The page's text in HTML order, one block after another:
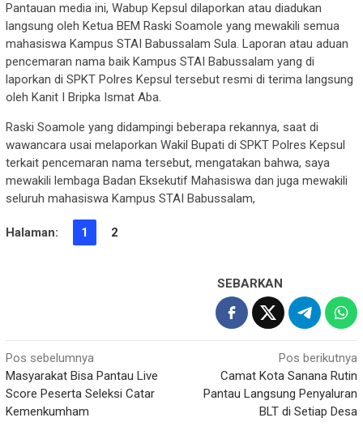
Pantauan media ini, Wabup Kepsul dilaporkan atau diadukan
langsung oleh Ketua BEM Raski Soamole yang mewakili semua
mahasiswa Kampus STAI Babussalam Sula. Laporan atau aduan
pencemaran nama baik Kampus STAI Babussalam yang di
laporkan di SPKT Polres Kepsul tersebut resmi di terima langsung
oleh Kanit I Bripka Ismat Aba.
Raski Soamole yang didampingi beberapa rekannya, saat di
wawancara usai melaporkan Wakil Bupati di SPKT Polres Kepsul
terkait pencemaran nama tersebut, mengatakan bahwa, saya
mewakili lembaga Badan Eksekutif Mahasiswa dan juga mewakili
seluruh mahasiswa Kampus STAI Babussalam,
Halaman: 1 2
SEBARKAN
Navigasi
pos
Pos sebelumnya
Masyarakat Bisa Pantau Live
Score Peserta Seleksi Catar
Kemenkumham
Pos berikutnya
Camat Kota Sanana Rutin
Pantau Langsung Penyaluran
BLT di Setiap Desa